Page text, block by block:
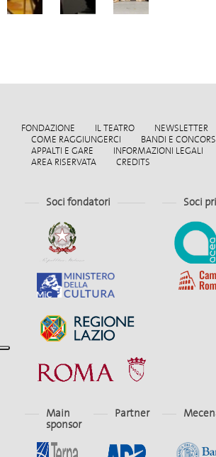
FONDAZIONE IL TEATRO NEWSLETTER
COME RAGGIUNGERCI
BANDI E
APPALTI E GARE
INFORMAZIONI LEGALI
AREA RISERVATA
CREDITS
Soci fondatori Soci
Main
sponsor
Partner